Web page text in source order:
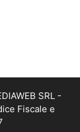
SRL -
Fiscale e